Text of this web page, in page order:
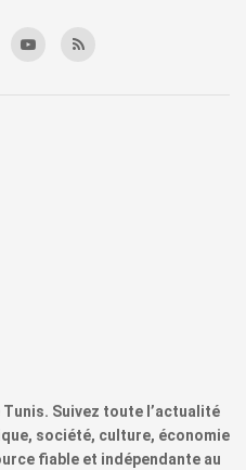
Suivez toute l’actualité
société, culture, économie
fiable et indépendante au